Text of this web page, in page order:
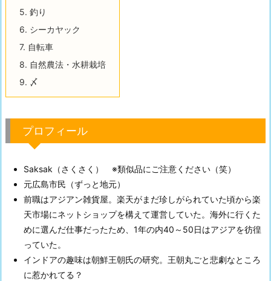
5. 釣り
6. シーカヤック
7. 自転車
8. 自然農法・水耕栽培
9. 〆
プロフィール
Saksak（さくさく） ※類似品にご注意ください（笑）
元広島市民（ずっと地元）
前職はアジアン雑貨屋。楽天がまだ珍しがられていた頃から楽
天市場にネットショップを構えて運営していた。海外に行くた
めに選んだ仕事だったため、1年の内40～50日はアジアを彷徨
っていた。
インドアの趣味は朝鮮王朝氏の研究。王朝丸ごと悲劇なところ
に惹かれてる？